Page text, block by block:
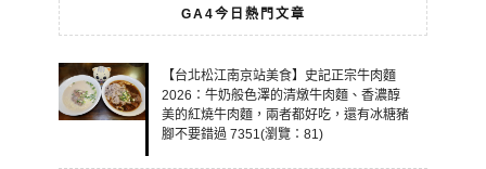
GA4今日熱門文章
【台北松江南京站美食】史記正宗牛肉麵
2026：牛奶般色澤的清燉牛肉麵、香濃醇
美的紅燒牛肉麵，兩者都好吃，還有冰糖豬
腳不要錯過 7351(瀏覽：81)